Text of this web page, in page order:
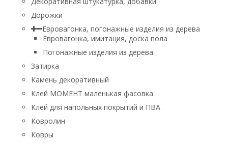
Дорожки
Евровагонка, погонажные изделия из дерева
Евровагонка, имитация, доска пола
Погонажные изделия из дерева
Затирка
Камень декоративный
Клей МОМЕНТ маленькая фасовка
Клей для напольных покрытий и ПВА
Ковролин
Ковры